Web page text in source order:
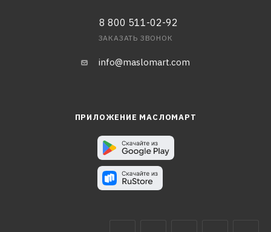
8 800 511-02-92
ЗАКАЗАТЬ ЗВОНОК
info@maslomart.com
ПРИЛОЖЕНИЕ МАСЛОМАРТ